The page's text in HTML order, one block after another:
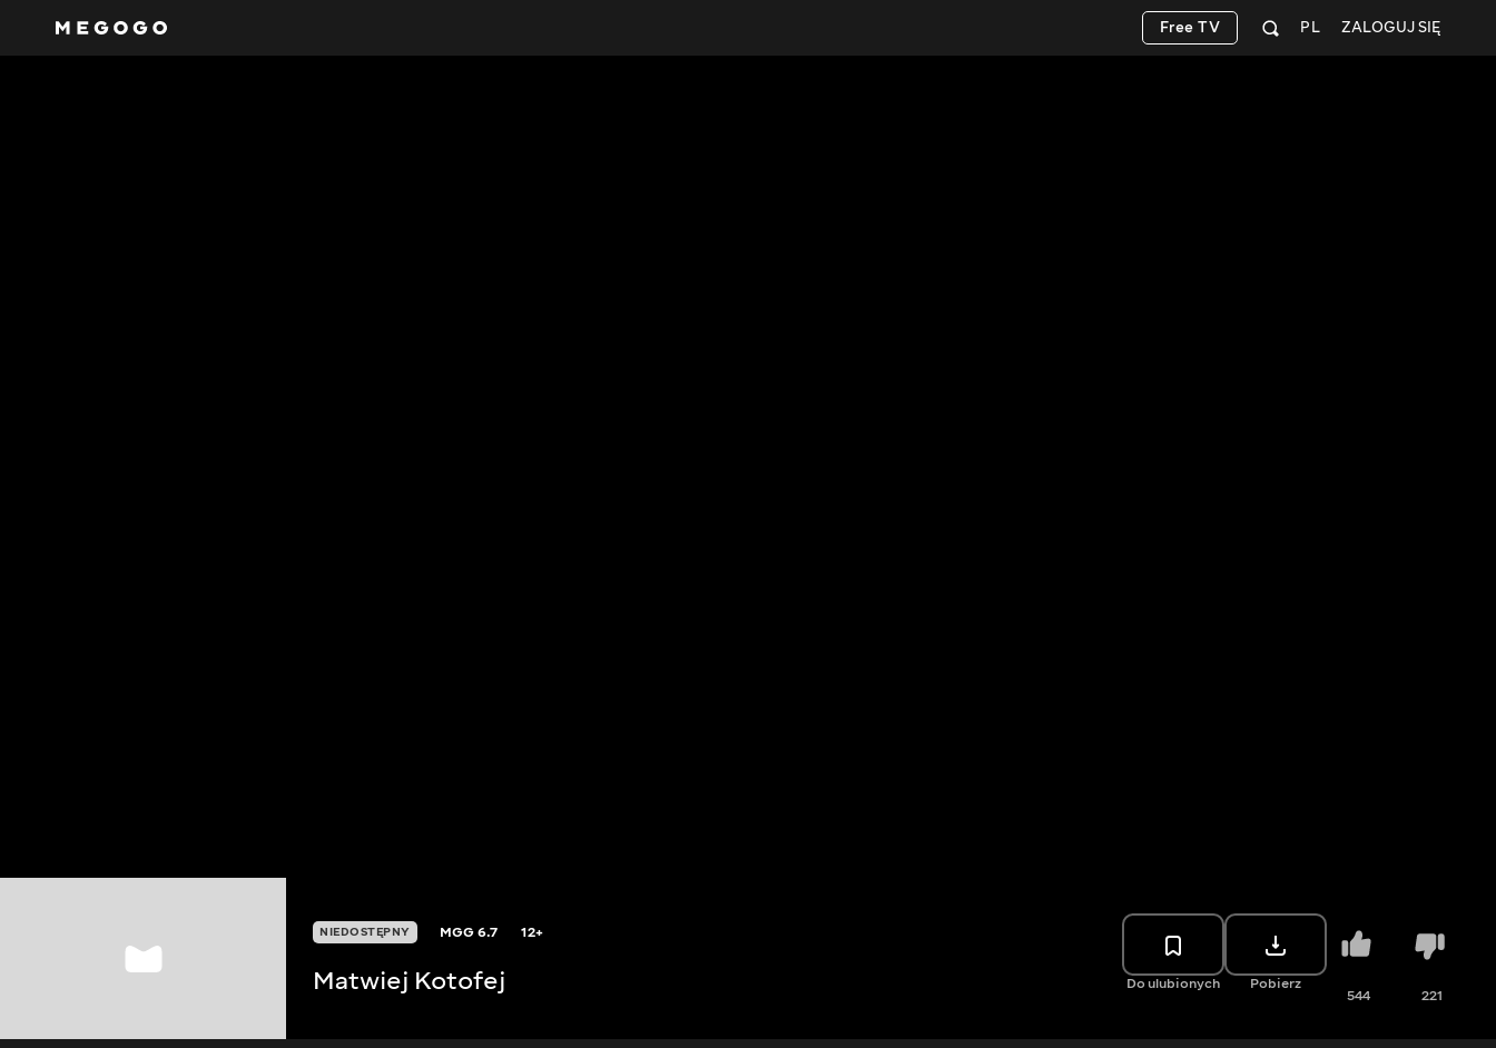
ZALOGUJ SIĘ
PL
Free TV
NIEDOSTĘPNY MGG6.7 12+
Matwiej Kotofej Do ulubionych Pobierz
544 221